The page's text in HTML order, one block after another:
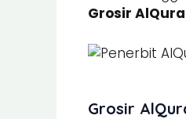
Grosir
Grosir